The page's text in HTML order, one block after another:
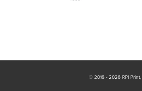
© 2016 - 2026 RPI Print,